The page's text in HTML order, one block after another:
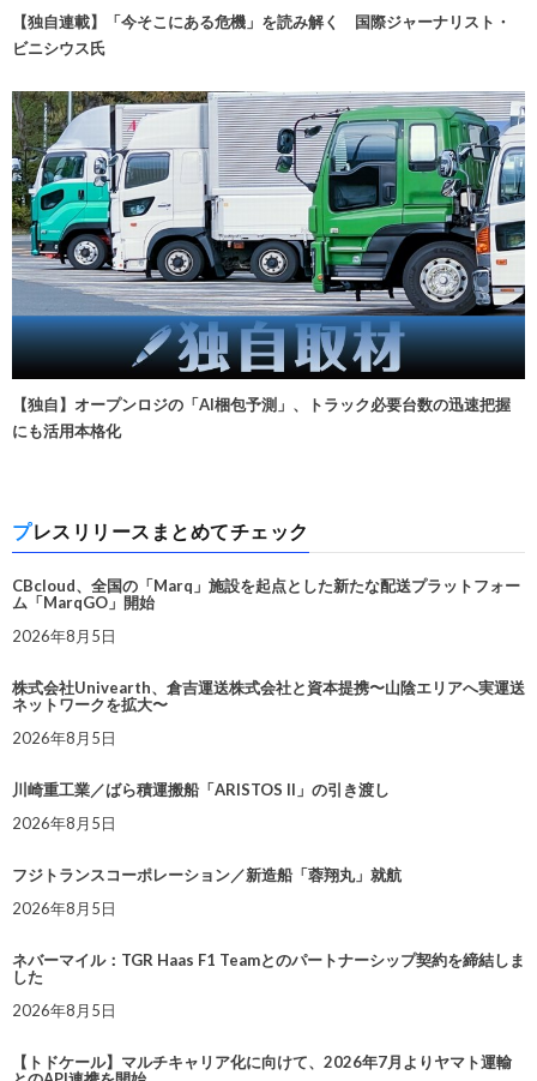
【独自連載】「今そこにある危機」を読み解く 国際ジャーナリスト・
ビニシウス氏
【独自】オープンロジの「AI梱包予測」、トラック必要台数の迅速把握
にも活用本格化
プレスリリースまとめてチェック
CBcloud、全国の「Marq」施設を起点とした新たな配送プラットフォー
ム「MarqGO」開始
2026年8月5日
株式会社Univearth、倉吉運送株式会社と資本提携〜山陰エリアへ実運送
ネットワークを拡大〜
2026年8月5日
川崎重工業／ばら積運搬船「ARISTOS II」の引き渡し
2026年8月5日
フジトランスコーポレーション／新造船「蓉翔丸」就航
2026年8月5日
ネバーマイル：TGR Haas F1 Teamとのパートナーシップ契約を締結しま
した
2026年8月5日
【トドケール】マルチキャリア化に向けて、2026年7月よりヤマト運輸